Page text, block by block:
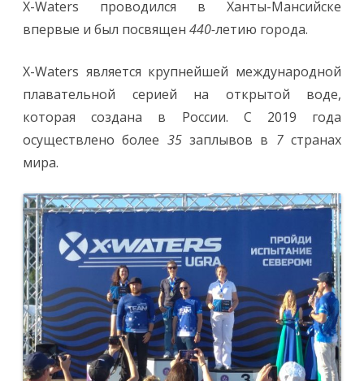
X-Waters проводился в Ханты-Мансийске
впервые и был посвящен 440-летию города.
X-Waters является крупнейшей международной
плавательной серией на открытой воде,
которая создана в России. С 2019 года
осуществлено более 35заплывов в 7странах
мира.